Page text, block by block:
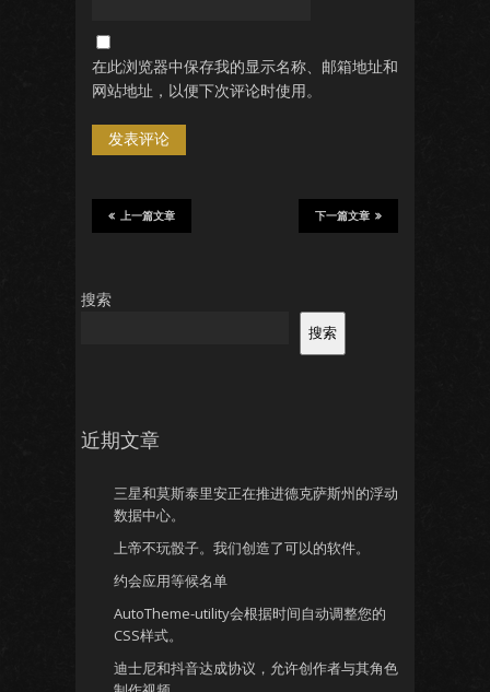
在此浏览器中保存我的显示名称、邮箱地址和
网站地址，以便下次评论时使用。
下一篇文章
上一篇文章
搜索
搜索
近期文章
三星和莫斯泰里安正在推进德克萨斯州的浮动
数据中心。
上帝不玩骰子。我们创造了可以的软件。
约会应用等候名单
AutoTheme-utility会根据时间自动调整您的
CSS样式。
迪士尼和抖音达成协议，允许创作者与其角色